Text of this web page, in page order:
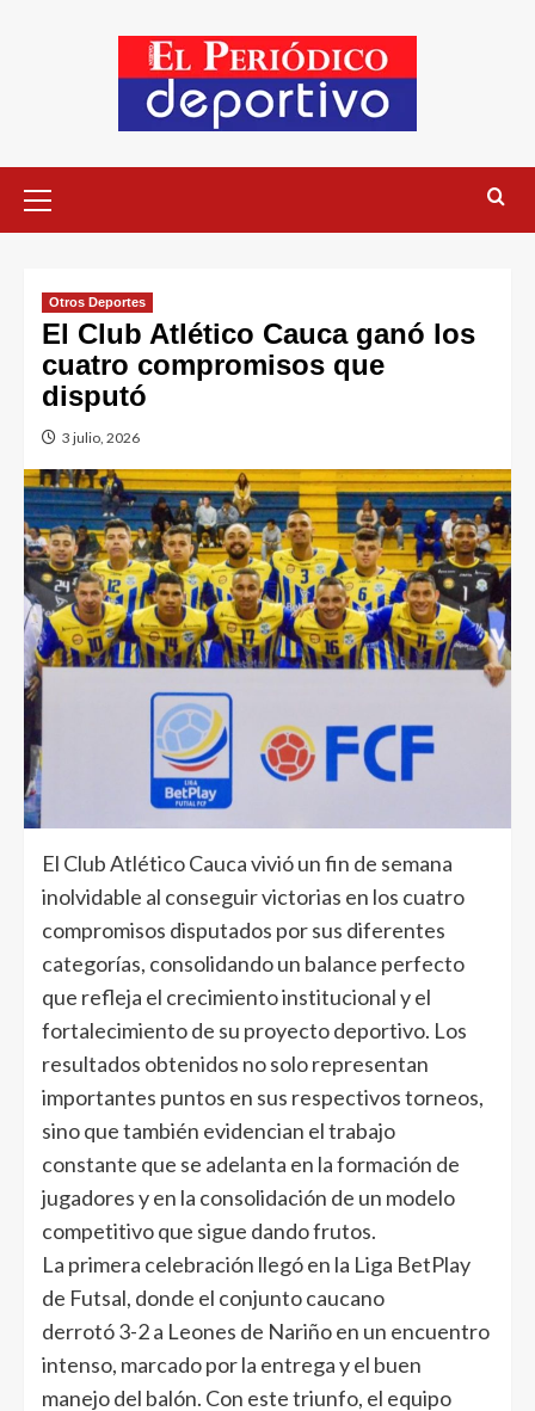
Otros Deportes
El Club Atlético Cauca ganó los
cuatro compromisos que
disputó
3 julio, 2026
El Club Atlético Cauca vivió un fin de semana
inolvidable al conseguir victorias en los cuatro
compromisos disputados por sus diferentes
categorías, consolidando un balance perfecto
que refleja el crecimiento institucional y el
fortalecimiento de su proyecto deportivo. Los
resultados obtenidos no solo representan
importantes puntos en sus respectivos torneos,
sino que también evidencian el trabajo
constante que se adelanta en la formación de
jugadores y en la consolidación de un modelo
competitivo que sigue dando frutos.
La primera celebración llegó en la Liga BetPlay
de Futsal, donde el conjunto caucano
derrotó 3-2 a Leones de Nariño en un encuentro
intenso, marcado por la entrega y el buen
manejo del balón. Con este triunfo, el equipo